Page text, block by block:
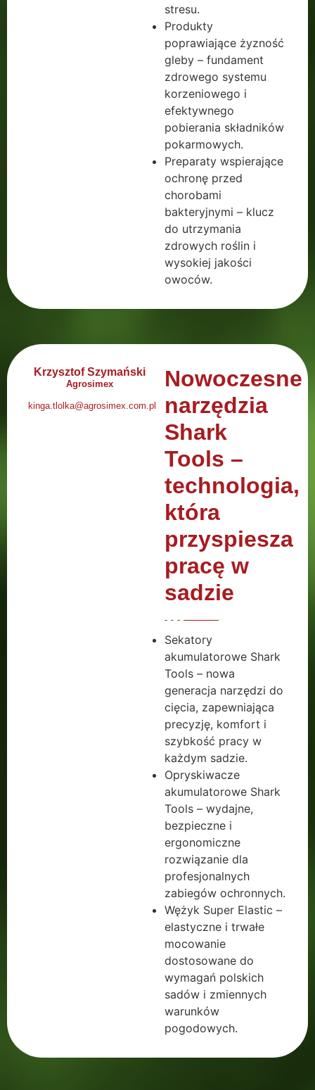
stresu.
Produkty
poprawiające żyzność
gleby – fundament
zdrowego systemu
korzeniowego i
efektywnego
pobierania składników
pokarmowych.
Preparaty wspierające
ochronę przed
chorobami
bakteryjnymi – klucz
do utrzymania
zdrowych roślin i
wysokiej jakości
owoców.
Krzysztof Szymański
Agrosimex
kinga.tlolka@agrosimex.com.pl
Nowoczesne
narzędzia
Shark
Tools –
technologia,
która
przyspiesza
pracę w
sadzie
Sekatory
akumulatorowe Shark
Tools – nowa
generacja narzędzi do
cięcia, zapewniająca
precyzję, komfort i
szybkość pracy w
każdym sadzie.
Opryskiwacze
akumulatorowe Shark
Tools – wydajne,
bezpieczne i
ergonomiczne
rozwiązanie dla
profesjonalnych
zabiegów ochronnych.
Wężyk Super Elastic –
elastyczne i trwałe
mocowanie
dostosowane do
wymagań polskich
sadów i zmiennych
warunków
pogodowych.